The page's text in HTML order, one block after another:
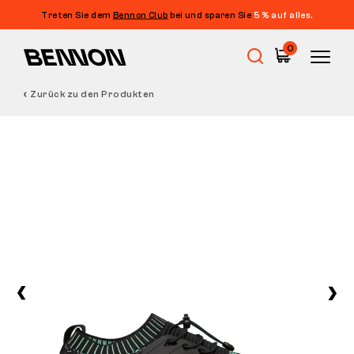
Treten Sie dem Bennon Club bei und sparen Sie 5 % auf alles.
0
Freizeitschuhe
Zurück zu den Produkten